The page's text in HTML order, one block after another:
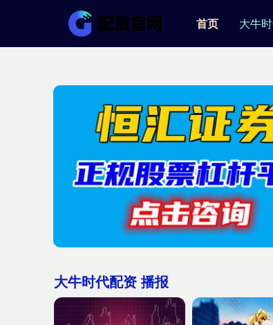
首页 大牛
大牛时代配资 播报